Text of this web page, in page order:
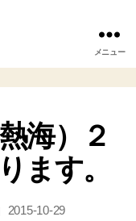
メニュー
海）２
ます。
2015-10-29